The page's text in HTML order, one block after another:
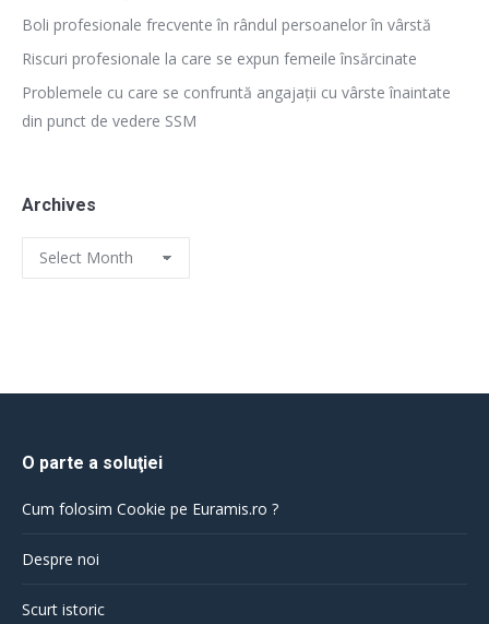
Boli profesionale frecvente în rândul persoanelor în vârstă
Riscuri profesionale la care se expun femeile însărcinate
Problemele cu care se confruntă angajații cu vârste înaintate
din punct de vedere SSM
Archives
Archives
O parte a soluţiei
Cum folosim Cookie pe Euramis.ro ?
Despre noi
Scurt istoric